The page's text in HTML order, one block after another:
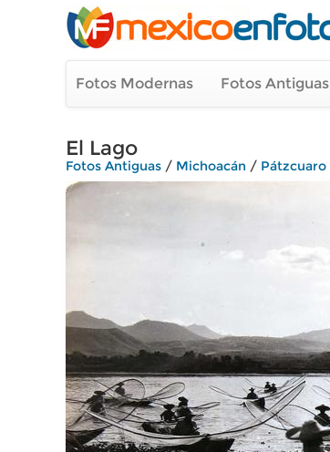
Fotos Modernas Fotos Antiguas
El Lago
Fotos Antiguas / Michoacán / Pátzcuaro